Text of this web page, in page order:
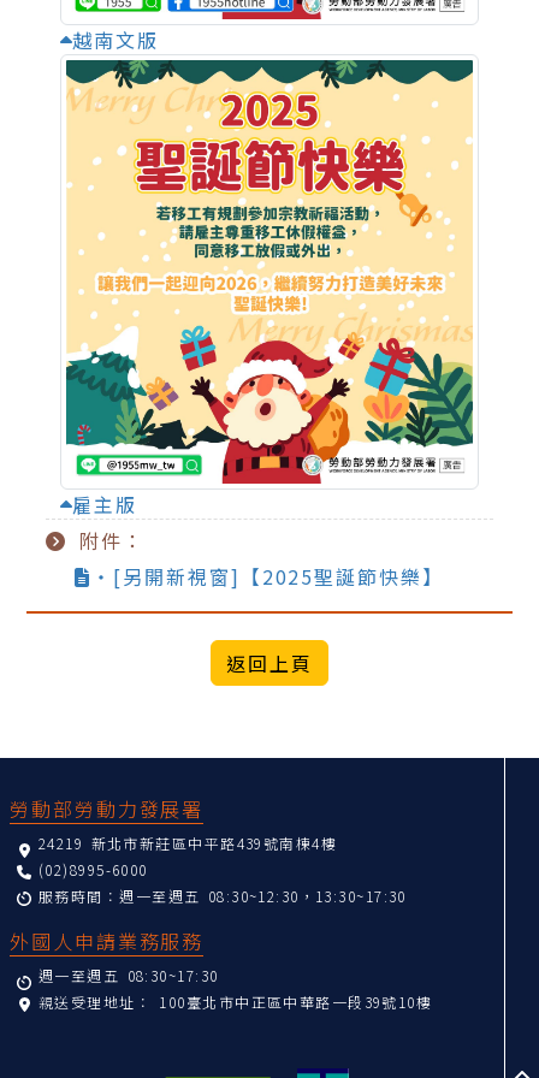
越南文版
雇主版
附件：
‧[另開新視窗]【2025聖誕節快樂】
勞動部勞動力發展署
24219 新北市新莊區中平路439號南棟4樓
(02)8995-6000
服務時間：週一至週五 08:30~12:30，13:30~17:30
外國人申請業務服務
週一至週五 08:30~17:30
親送受理地址： 100臺北市中正區中華路一段39號10樓